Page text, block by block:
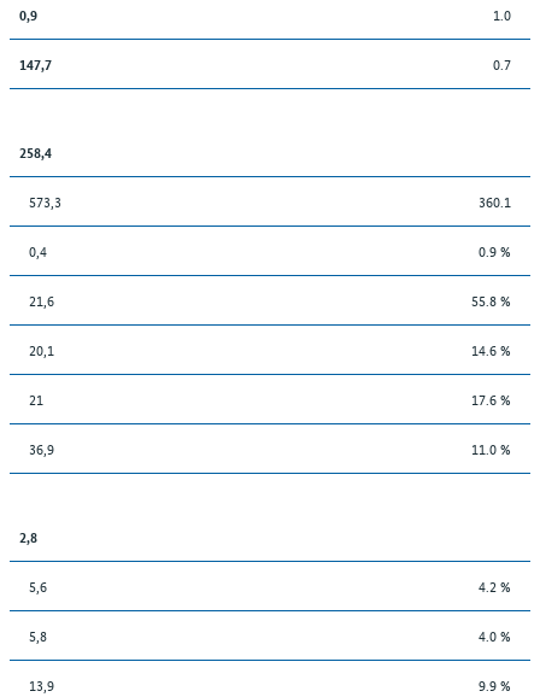
0,9 1.0
147,7 0.7
258,4
573,3 360.1
0,4 0.9 %
21,6 55.8 %
20,1 14.6 %
21 17.6 %
36,9 11.0 %
2,8
5,6 4.2 %
5,8 4.0 %
13,9 9.9 %